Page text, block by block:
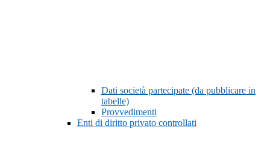
Dati società partecipate (da pubblicare in
tabelle)
Provvedimenti
Enti di diritto privato controllati